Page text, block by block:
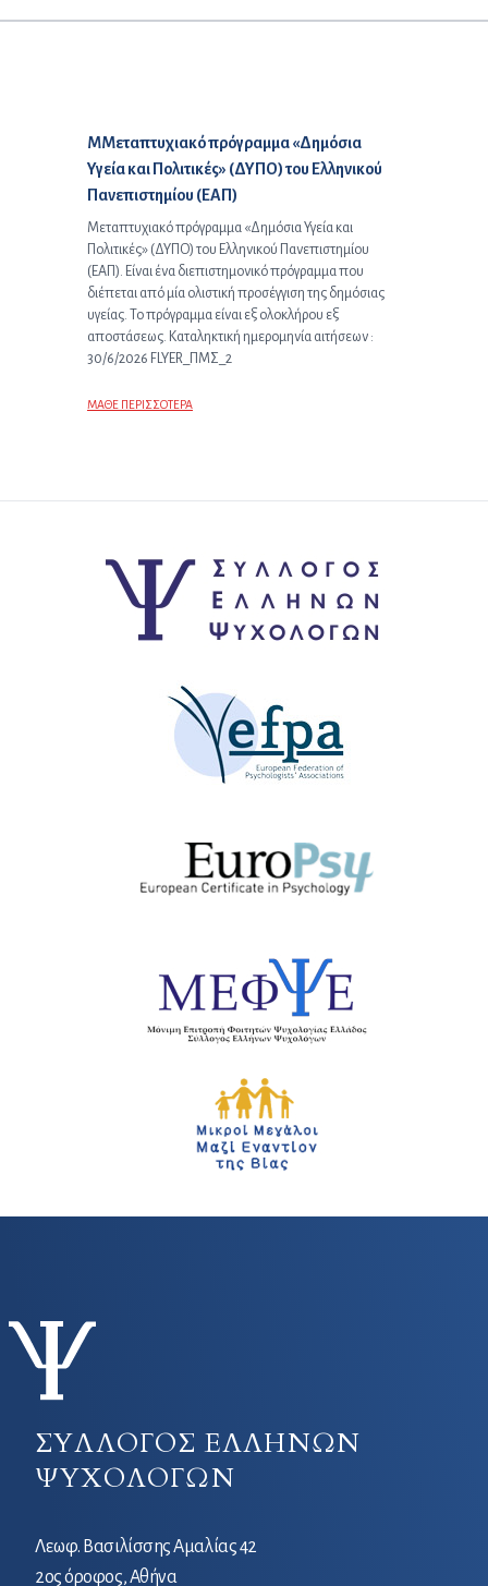
Επόμενο άρθρο:
ΜΜεταπτυχιακό πρόγραμμα «Δημόσια
Υγεία και Πολιτικές» (ΔΥΠΟ) του Ελληνικού
Πανεπιστημίου (ΕΑΠ)
Μεταπτυχιακό πρόγραμμα «Δημόσια Υγεία και
Πολιτικές» (ΔΥΠΟ) του Ελληνικού Πανεπιστημίου
(ΕΑΠ). Είναι ένα διεπιστημονικό πρόγραμμα που
διέπεται από μία ολιστική προσέγγιση της δημόσιας
υγείας. Το πρόγραμμα είναι εξ ολοκλήρου εξ
αποστάσεως. Καταληκτική ημερομηνία αιτήσεων :
30/6/2026 FLYER_ΠΜΣ_2
ΜΑΘΕ ΠΕΡΙΣΣΟΤΕΡΑ
ΣΥΛΛΟΓΟΣ ΕΛΛΗΝΩΝ
ΨΥΧΟΛΟΓΩΝ
Λεωφ. Βασιλίσσης Αμαλίας 42
2ος όροφος, Αθήνα